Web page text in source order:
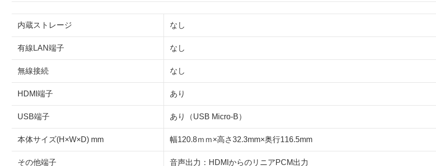
内蔵ストレージ なし
有線LAN端子 なし
無線接続 なし
HDMI端子 あり
USB端子 あり（USB Micro-B）
本体サイズ(H×W×D) mm 幅120.8ｍｍ×高さ32.3mm×奥行116.5mm
その他端子 音声出力：HDMIからのリニアPCM出力